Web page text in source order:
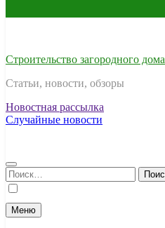
Строительство загородного дома
Статьи, новости, обзоры
Новостная рассылка
Случайные новости
Найти:
Меню